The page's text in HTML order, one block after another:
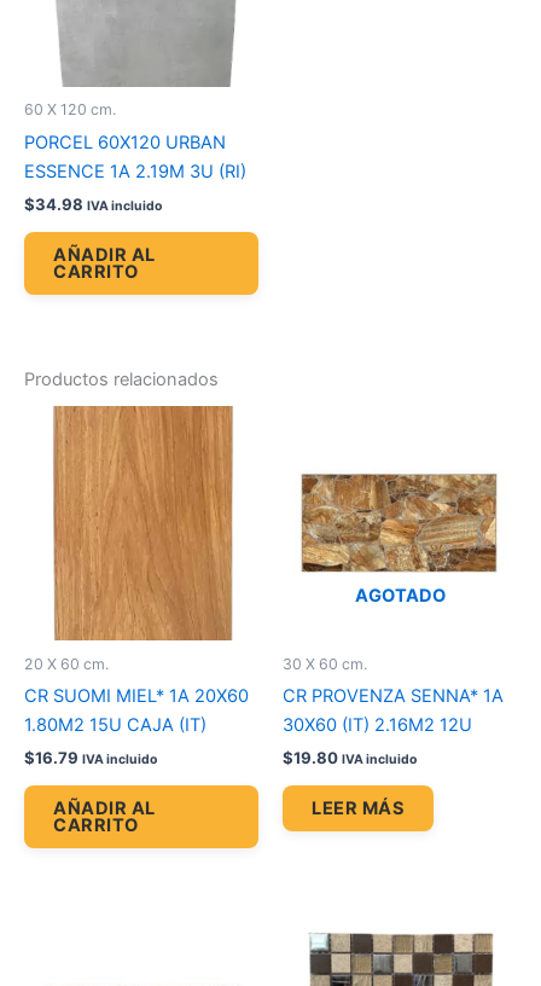
60 X 120 cm.
PORCEL 60X120 URBAN
ESSENCE 1A 2.19M 3U (RI)
$34.98 IVA incluido
AÑADIR AL
CARRITO
Productos relacionados
20 X 60 cm.
CR SUOMI MIEL* 1A 20X60
1.80M2 15U CAJA (IT)
$16.79 IVA incluido
AÑADIR AL
CARRITO
AGOTADO
30 X 60 cm.
CR PROVENZA SENNA* 1A
30X60 (IT) 2.16M2 12U
$19.80 IVA incluido
LEER MÁS